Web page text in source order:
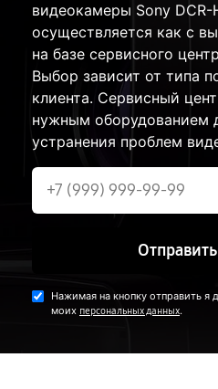
видеокамеры Sony DCR-
осуществляется как с
на базе сервисного
Выбор зависит от типа
клиента. Сервисный
нужным оборудованием
устранения проблем
Нажимая на кнопку отправить я
моих персональных данных.